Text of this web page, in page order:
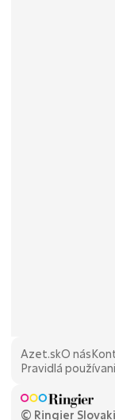
Azet.skO nás
Pravidlá
© Ringier